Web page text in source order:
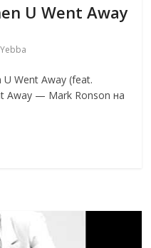
U Went Away
Yebba
Went Away (feat.
Away — Mark Ronson на